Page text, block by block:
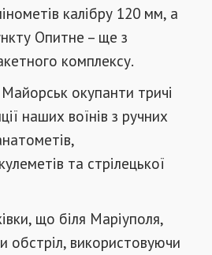
калібру 120 мм, а
Опитне – ще з
комплексу.
окупанти тричі
наших воїнів з ручних
та стрілецької
що біля Маріуполя,
обстріл, використовуючи